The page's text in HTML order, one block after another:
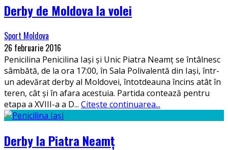
Derby de Moldova la volei
Sport Moldova
26 februarie 2016
Penicilina Penicilina Iași și Unic Piatra Neamț se întâlnesc
sâmbătă, de la ora 17:00, în Sala Polivalentă din Iași, într-
un adevărat derby al Moldovei, întotdeauna încins atât în
teren, cât și în afara acestuia. Partida contează pentru
etapa a XVIII-a a D... Citește continuarea...
Derby la Piatra Neamț